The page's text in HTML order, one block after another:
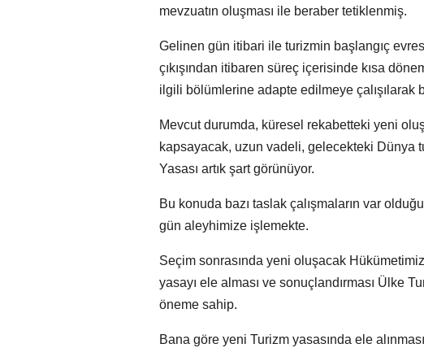
mevzuatın oluşması ile beraber tetiklenmiş.
Gelinen gün itibari ile turizmin başlangıç
çıkışından itibaren süreç içerisinde kısa
ilgili bölümlerine adapte edilmeye çalışılarak
Mevcut durumda, küresel rekabetteki yeni
kapsayacak, uzun vadeli, gelecekteki Dünya
Yasası artık şart görünüyor.
Bu konuda bazı taslak çalışmaların var
gün aleyhimize işlemekte.
Seçim sonrasında yeni oluşacak
yasayı ele alması ve sonuçlandırması Ülke
öneme sahip.
Bana göre yeni Turizm yasasında ele